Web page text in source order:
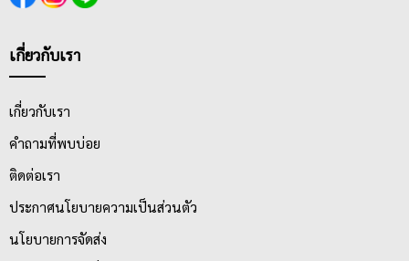
เกี่ยวกับเรา
เกี่ยวกับเรา
คำถามที่พบบ่อย
ติดต่อเรา
ประกาศนโยบายความเป็นส่วนตัว
นโยบายการจัดส่ง